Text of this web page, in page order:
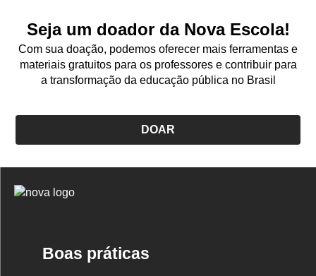
Seja um doador da Nova Escola!
Com sua doação, podemos oferecer mais ferramentas e
materiais gratuitos para os professores e contribuir para
a transformação da educação pública no Brasil
DOAR
Logo
Boas práticas